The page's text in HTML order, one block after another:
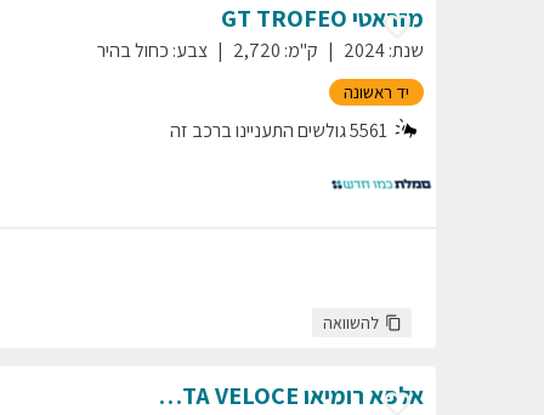
מזראטי GT TROFEO
שנת:
2024 ק"מ:
2,720 צבע: כחול בהיר
יד ראשונה
5561גולשים התעניינו ברכב זה
להשוואה
אלפא רומיאו GIULIETTAVELOCE